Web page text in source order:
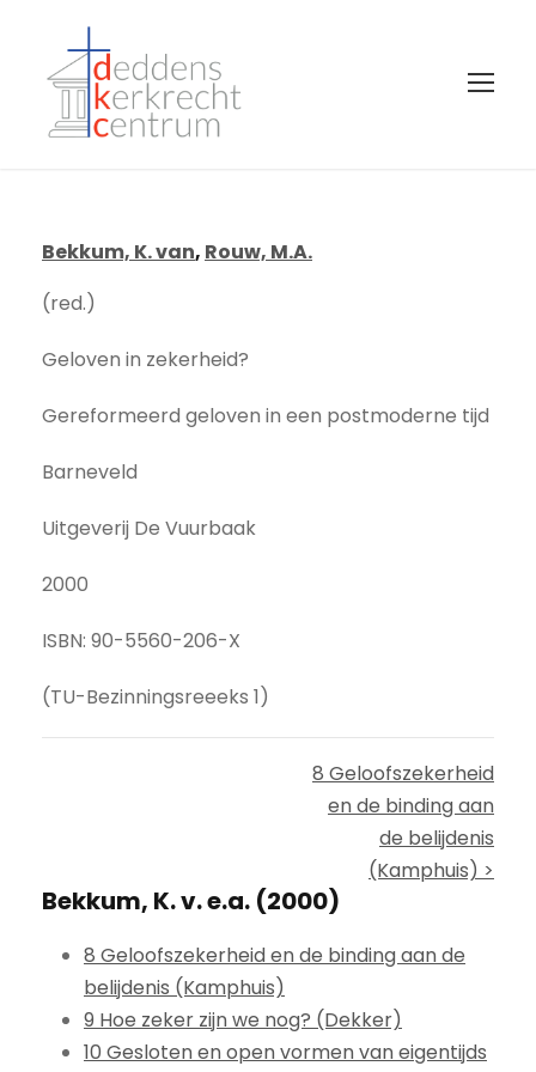
Bekkum, K. van, Rouw, M.A.
(red.)
Geloven in zekerheid?
Gereformeerd geloven in een postmoderne tijd
Barneveld
Uitgeverij De Vuurbaak
2000
ISBN: 90-5560-206-X
(TU-Bezinningsreeeks 1)
8 Geloofszekerheid
en de binding aan
de belijdenis
(Kamphuis) >
Bekkum, K. v. e.a. (2000)
8 Geloofszekerheid en de binding aan de
belijdenis (Kamphuis)
9 Hoe zeker zijn we nog? (Dekker)
10 Gesloten en open vormen van eigentijds